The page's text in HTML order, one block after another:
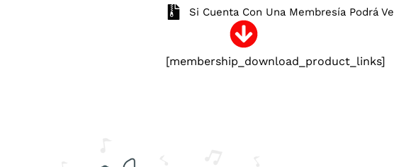
Si Cuenta Con Una Membresía Podrá
[membership_download_product_links]